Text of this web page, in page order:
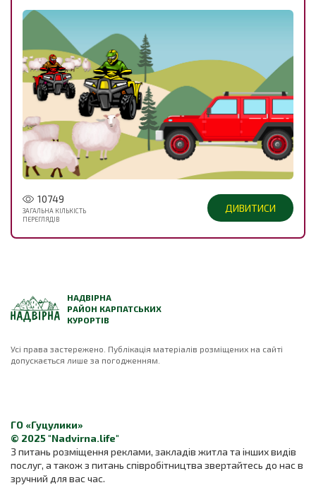
10749
ЗАГАЛЬНА КІЛЬКІСТЬ
ПЕРЕГЛЯДІВ
ДИВИТИСИ
НАДВІРНА
РАЙОН КАРПАТСЬКИХ
КУРОРТІВ
Усі права застережено. Публікація матеріалів розміщених на сайті
допускається лише за погодженням.
ГО «Гуцулики»
© 2025 "Nadvirna.life"
З питань розміщення реклами, закладів житла та інших видів
послуг, а також з питань співробітництва звертайтесь до нас в
зручний для вас час.